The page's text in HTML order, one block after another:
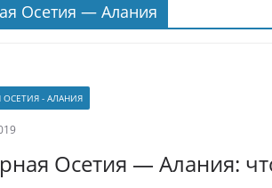
Осетия — Алания
ОСЕТИЯ - АЛАНИЯ
Осетия — Алания: